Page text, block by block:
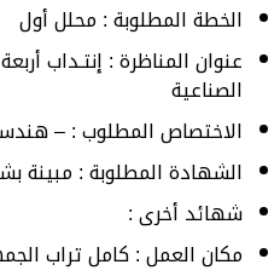
الخطة المطلوبة : محلل أول
الصناعية
الاختصاص المطلوب : –
الشهادة المطلوبة : مبينة
شهائد أخرى :
مكان العمل : كامل تراب